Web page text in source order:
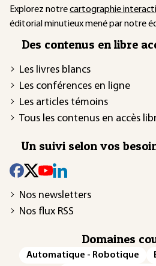
Explorez notrecartographie
éditorial minutieux mené par notre
Des contenus en libre
Les livres blancs
Les conférences en ligne
Les articles témoins
Tous les contenus en accès
Un suivi selon vos
Nos newsletters
Nos flux RSS
Domaines
Automatique - Robotique